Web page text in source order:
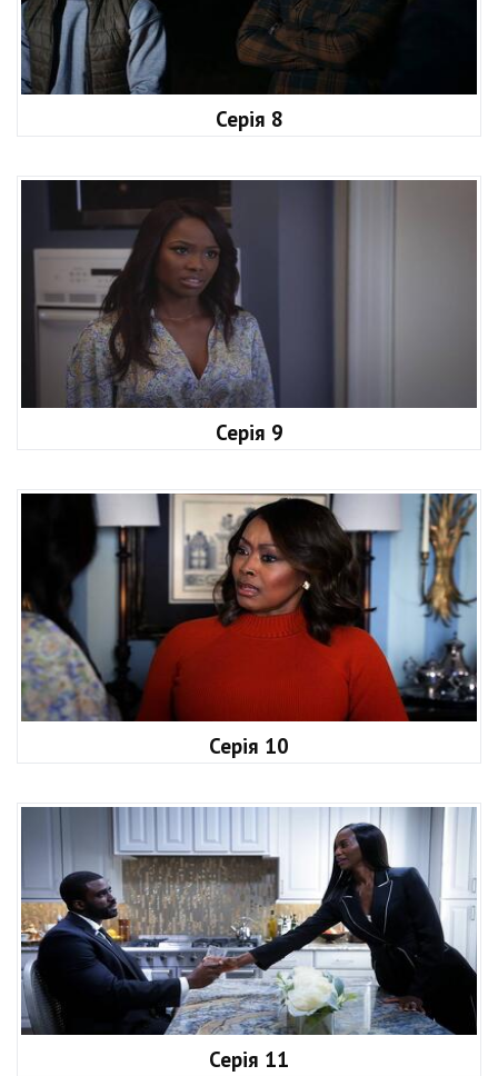
Серія 8
Серія 9
Серія 10
Серія 11